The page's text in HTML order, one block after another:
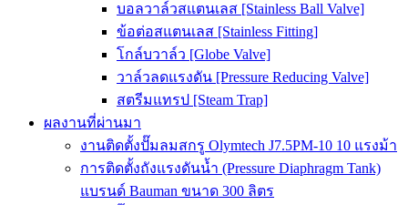
บอลวาล์วสแตนเลส [Stainless Ball Valve]
ข้อต่อสแตนเลส [Stainless Fitting]
โกล์บวาล์ว [Globe Valve]
วาล์วลดแรงดัน [Pressure Reducing Valve]
สตรีมแทรป [Steam Trap]
ผลงานที่ผ่านมา
งานติดตั้งปั๊มลมสกรู Olymtech J7.5PM-10 10 แรงม้า
การติดตั้งถังแรงดันน้ำ (Pressure Diaphragm Tank)
แบรนด์ Bauman ขนาด 300 ลิตร